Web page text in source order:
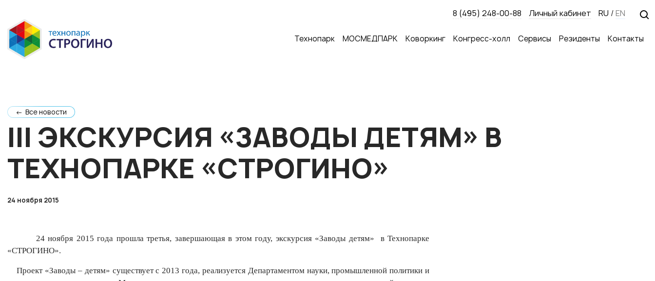
8 (495) 248-00-88 Личный кабинет RU /EN
Технопарк МОСМЕДПАРК Коворкинг Конгресс-холл Сервисы Резиденты Контакты
← Все новости
III ЭКСКУРСИЯ «ЗАВОДЫ ДЕТЯМ» В
ТЕХНОПАРКЕ «СТРОГИНО»
24 ноября 2015
24 ноября 2015 года прошла третья, завершающая в этом году, экскурсия «Заводы детям» в Технопарке
«СТРОГИНО».
Проект «Заводы – детям» существует с 2013 года, реализуется Департаментом науки, промышленной политики и